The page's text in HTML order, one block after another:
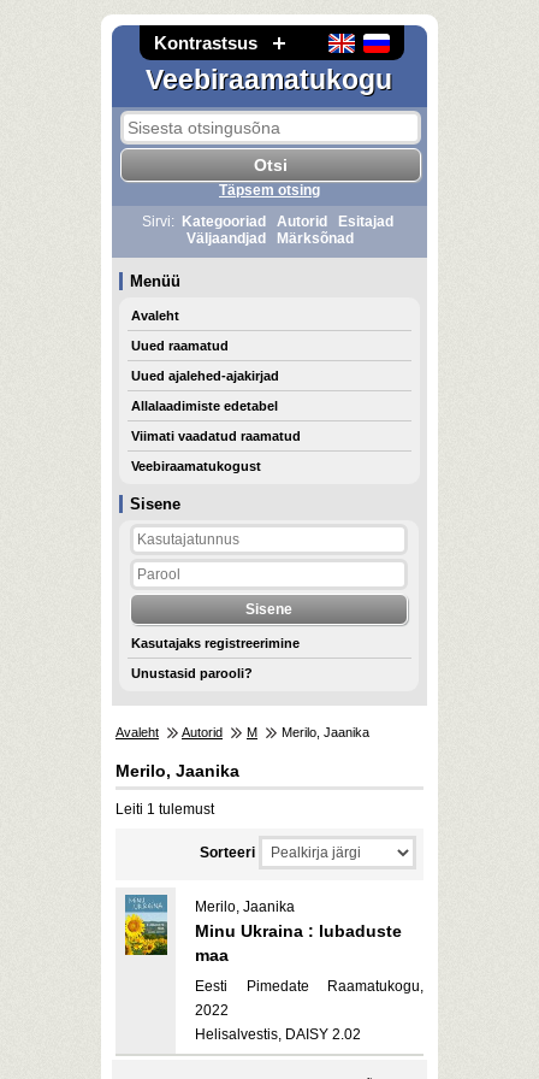
Kontrastsus
Veebiraamatukogu
Sisene
Kasutajaks registreerimine
Unustasid parooli?
Täpsem otsing
Sirvi:
Kategooriad Autorid
Esitajad
Väljaandjad
Märksõnad
Menüü
Avaleht
Uued raamatud
Uued ajalehed-ajakirjad
Allalaadimiste edetabel
Viimati vaadatud raamatud
Veebiraamatukogust
Avaleht Autorid M Merilo, Jaanika
Merilo, Jaanika
Leiti 1 tulemust
Sorteeri
Merilo, Jaanika
Minu Ukraina : lubaduste
maa
Eesti Pimedate Raamatukogu,
2022
Helisalvestis, DAISY 2.02